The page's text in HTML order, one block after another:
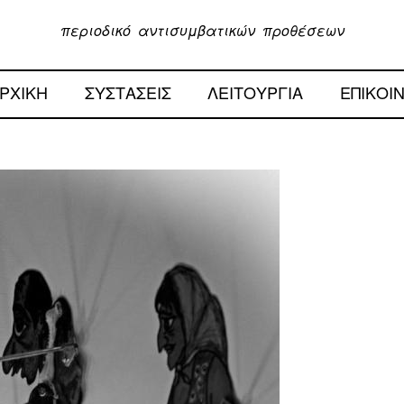
περιοδικό αντισυμβατικών προθέσεων
ΣΥΣΤΑΣΕΙΣ ΛΕΙΤΟΥΡΓΙΑ